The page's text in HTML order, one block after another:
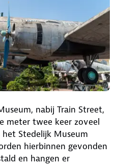
nabij Train Street,
meter twee keer zoveel
Stedelijk Museum
hierbinnen gevonden
en hangen er